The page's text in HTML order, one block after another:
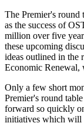
The Premier's round
as the success of
million over five
these upcoming
ideas outlined in the
Economic Renewal,
Only a few short
Premier's round
forward so quickly
initiatives which will